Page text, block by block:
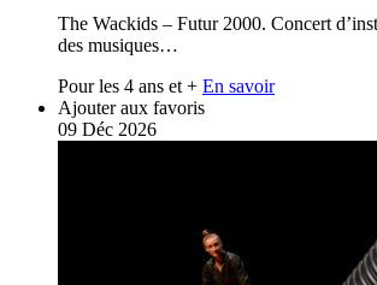
The Wackids – Futur 2000. Concert
des musiques…
Pour les 4 ans et + En savoir
Ajouter aux favoris
09 Déc 2026